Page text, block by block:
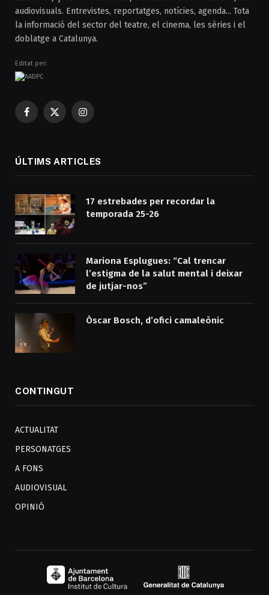
audiovisuals. Entrevistes, reportatges, notícies, agenda... Tota
la informació del sector del teatre, el cinema, les sèries i el
doblatge a Catalunya.
Editat per:
Facebook
X
Instagram
ÚLTIMS ARTICLES
17 estrebades per recordar la
temporada 25-26
Mariona Esplugues: “Cal trencar
l’estigma de la salut mental i deixar
de jutjar-nos”
Òscar Bosch, d’ofici camaleònic
CONTINGUT
ACTUALITAT
PERSONATGES
A FONS
AUDIOVISUAL
OPINIÓ